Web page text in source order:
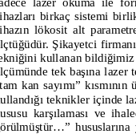
birkaç sistemi
lökosit alt
Şikayetci
kullanan bildiğimiz
tek başına
kan sayımı”
teknikler içinde
karşılaması ve